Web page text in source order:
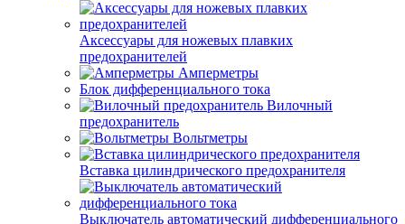
Аксессуары для ножевых плавких
предохранителей
Амперметры
Блок дифференциального тока
Вилочный
предохранитель
Вольтметры
Вставка цилиндрического предохранителя
Выключатель автоматический дифференциального